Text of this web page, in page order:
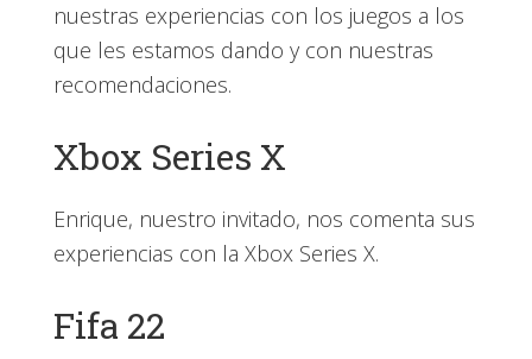
nuestras experiencias con los juegos a los
que les estamos dando y con nuestras
recomendaciones.
Xbox Series X
Enrique, nuestro invitado, nos comenta sus
experiencias con la Xbox Series X.
Fifa 22